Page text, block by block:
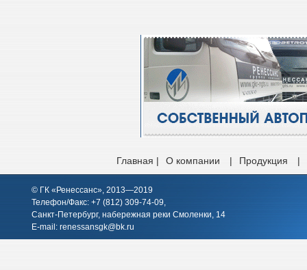
Главная | О компании | Продукция |
© ГК «Ренессанс», 2013—2019
Телефон/Факс: +7 (812) 309-74-09,
Санкт-Петербург, набережная реки Смоленки, 14
E-mail: renessansgk@bk.ru